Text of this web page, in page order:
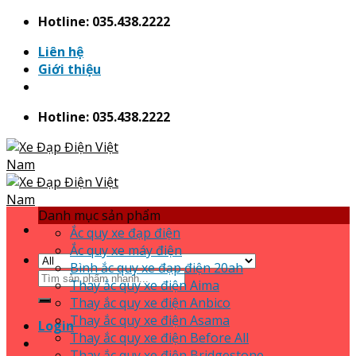
Skip
content
Hotline: 035.438.2222
Liên hệ
Giới thiệu
Hotline: 035.438.2222
Search
for:
Login
Danh mục sản phẩm
Ắc quy xe đạp điện
Ắc quy xe máy điện
Bình ắc quy xe đạp điện 20ah
Thay ắc quy xe điện Aima
Thay ắc quy xe điện Anbico
Thay ắc quy xe điện Asama
Thay ắc quy xe điện Before All